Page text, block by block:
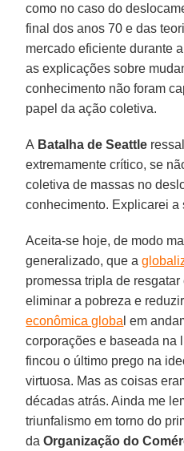
como no caso do
final dos anos 70 e das
mercado eficiente durante
as explicações sobre
conhecimento não foram
papel da ação coletiva.
A Batalha de Seattle
extremamente crítico, se
coletiva de massas no
conhecimento. Explicarei a
Aceita-se hoje, de modo
generalizado, que a
promessa tripla de
eliminar a pobreza e
econômica globa l em
corporações e baseada na
fincou o último prego na
virtuosa. Mas as coisas
décadas atrás. Ainda me
triunfalismo em torno do
daOrganização do